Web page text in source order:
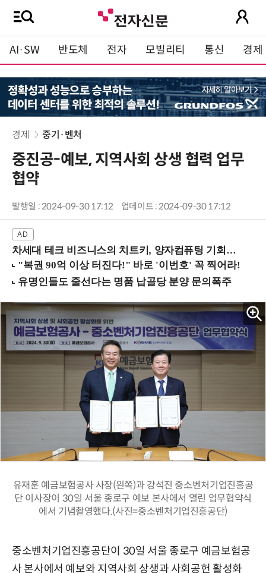
AI·SW 반도체 전자 모빌리티 통신 경제
경제 중기·벤처
중진공-예보, 지역사회 상생 협력 업무
협약
발행일 : 2024-09-30 17:12 업데이트 : 2024-09-30 17:12
차세대 테크 비즈니스의 치트키, 양자컴퓨팅 기회를 선점하라! (8/28 강남역)
유재훈 예금보험공사 사장(왼쪽)과 강석진 중소벤처기업진흥공
단 이사장이 30일 서울 종로구 예보 본사에서 열린 업무협약식
에서 기념촬영했다.(사진=중소벤처기업진흥공단)
중소벤처기업진흥공단이 30일 서울 종로구 예금보험공
사 본사에서 예보와 지역사회 상생과 사회공헌 활성화